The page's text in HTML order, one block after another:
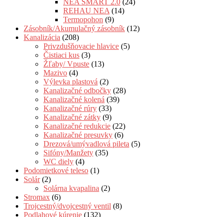
REHAU NEA (14)
Termopohon (9)
Zásobník/Akumulačný zásobník (12)
Kanalizácia (208)
Privzdušňovacie hlavice (5)
Čistiaci kus (3)
Žľaby/ Vpuste (13)
Mazivo (4)
Výlevka plastová (2)
Kanalizačné odbočky (28)
Kanalizačné kolená (39)
Kanalizačné rúry (33)
Kanalizačné zátky (9)
Kanalizačné redukcie (22)
Kanalizačné presuvky (6)
Drezová/umývadlová pileta (5)
Sifóny/Manžety (35)
WC diely (4)
Podomietkové teleso (1)
Solár (2)
Solárna kvapalina (2)
Stromax (6)
Trojcestný/dvojcestný ventil (8)
Podlahové kúrenie (132)